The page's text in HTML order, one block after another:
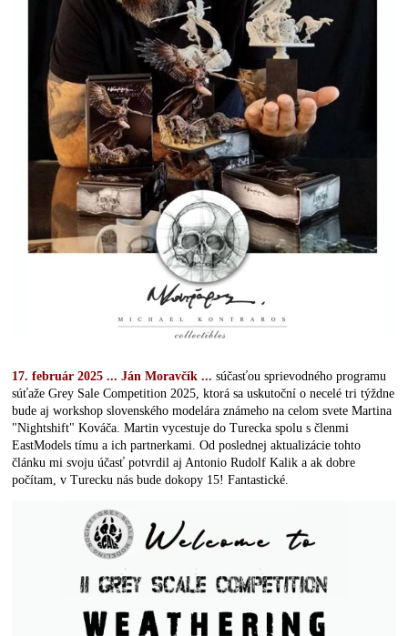
17. február 2025 ... Ján Moravčík ...súčasťou sprievodného programu
súťaže Grey Sale Competition 2025, ktorá sa uskutoční o necelé tri týždne
bude aj workshop slovenského modelára známeho na celom svete Martina
"Nightshift" Kováča. Martin vycestuje do Turecka spolu s členmi
EastModels tímu a ich partnerkami. Od poslednej aktualizácie tohto
článku mi svoju účasť potvrdil aj Antonio Rudolf Kalik a ak dobre
počítam, v Turecku nás bude dokopy 15! Fantastické.